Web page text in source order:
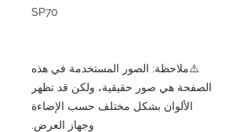
SP70
⚠️ملاحظة: الصور المستخدمة في هذه
الصفحة هي صور حقيقية، ولكن قد تظهر
الألوان بشكل مختلف حسب الإضاءة
وجهاز العرض.